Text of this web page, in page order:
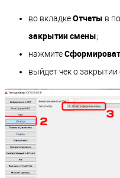
во вкладкеОтчеты в
закрытии смены;
нажмите
выйдет чек о закрытии